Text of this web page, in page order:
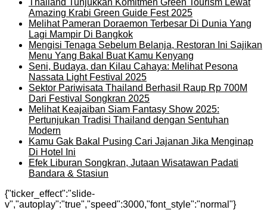
Thailand Tunjukkan Komitmen Green Tourism Lewat
Amazing Krabi Green Guide Fest 2025
Melihat Pameran Doraemon Terbesar Di Dunia Yang
Lagi Mampir Di Bangkok
Mengisi Tenaga Sebelum Belanja, Restoran Ini Sajikan
Menu Yang Bakal Buat Kamu Kenyang
Seni, Budaya, dan Kilau Cahaya: Melihat Pesona
Nassata Light Festival 2025
Sektor Pariwisata Thailand Berhasil Raup Rp 700M
Dari Festival Songkran 2025
Melihat Keajaiban Siam Fantasy Show 2025:
Pertunjukan Tradisi Thailand dengan Sentuhan
Modern
Kamu Gak Bakal Pusing Cari Jajanan Jika Menginap
Di Hotel Ini
Efek Liburan Songkran, Jutaan Wisatawan Padati
Bandara & Stasiun
{"ticker_effect":"slide-
v","autoplay":"true","speed":3000,"font_style":"normal"}